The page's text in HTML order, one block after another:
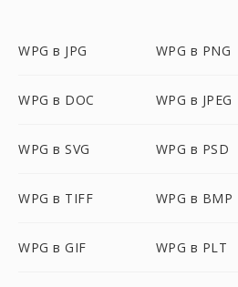
WPG в JPG WPG в PNG
WPG в DOC WPG в JPEG
WPG в SVG WPG в PSD
WPG в TIFF WPG в BMP
WPG в GIF WPG в PLT